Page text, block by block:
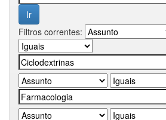
Filtros correntes: